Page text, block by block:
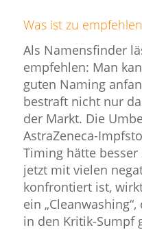
Was ist zu
Als Namensfinder
empfehlen: Man
guten Naming
bestraft nicht nur
der Markt. Die
AstraZeneca-
Timing hätte
jetzt mit vielen
konfrontiert ist,
ein
in den Kritik-Sumpf